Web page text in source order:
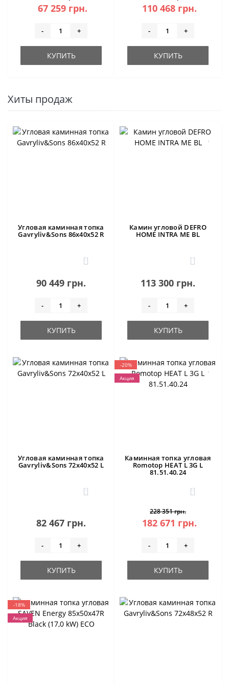
67 259 грн.
- +
КУПИТЬ
110 468 грн.
- +
КУПИТЬ
Хиты продаж
Угловая каминная топка
Gavryliv&Sons 86x40x52 R
0
90 449 грн.
- +
КУПИТЬ
Камин угловой DEFRO
HOME INTRA ME BL
1
113 300 грн.
- +
КУПИТЬ
Угловая каминная топка
Gavryliv&Sons 72x40x52 L
0
82 467 грн.
- +
КУПИТЬ
-20%
Акция
Каминная топка угловая
Romotop HEAT L 3G L
81.51.40.24
0
228 351 грн.
182 671 грн.
- +
КУПИТЬ
-18%
Акция